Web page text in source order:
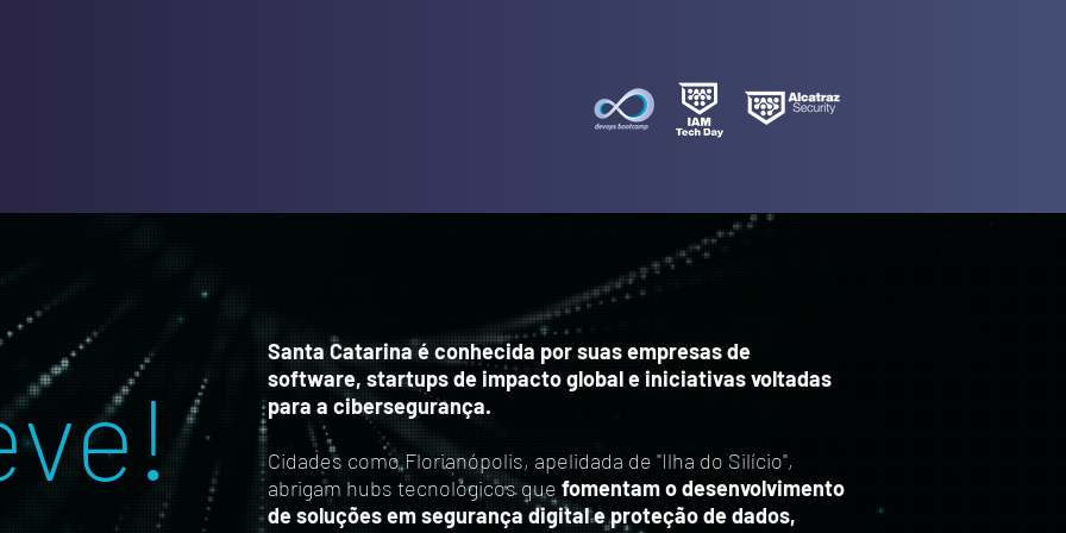
Santa Catarina é conhecida por suas empresas de
software, startups de impacto global e iniciativas voltadas
para a cibersegurança.
Cidades como Florianópolis, apelidada de "Ilha do Silício",
abrigam hubs tecnológicos que fomentam o desenvolvimento
de soluções em segurança digital e proteção de dados,